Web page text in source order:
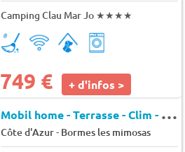
Camping Clau Mar Jo ★★★★
749 € + d'infos >
M
obil home - Terrasse - Clim - TV 4 pers.
Côte d'Azur- Bormes les mimosas